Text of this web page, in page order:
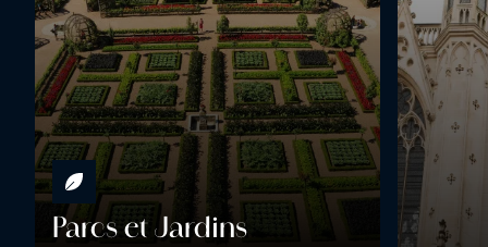
Parcs et Jardins